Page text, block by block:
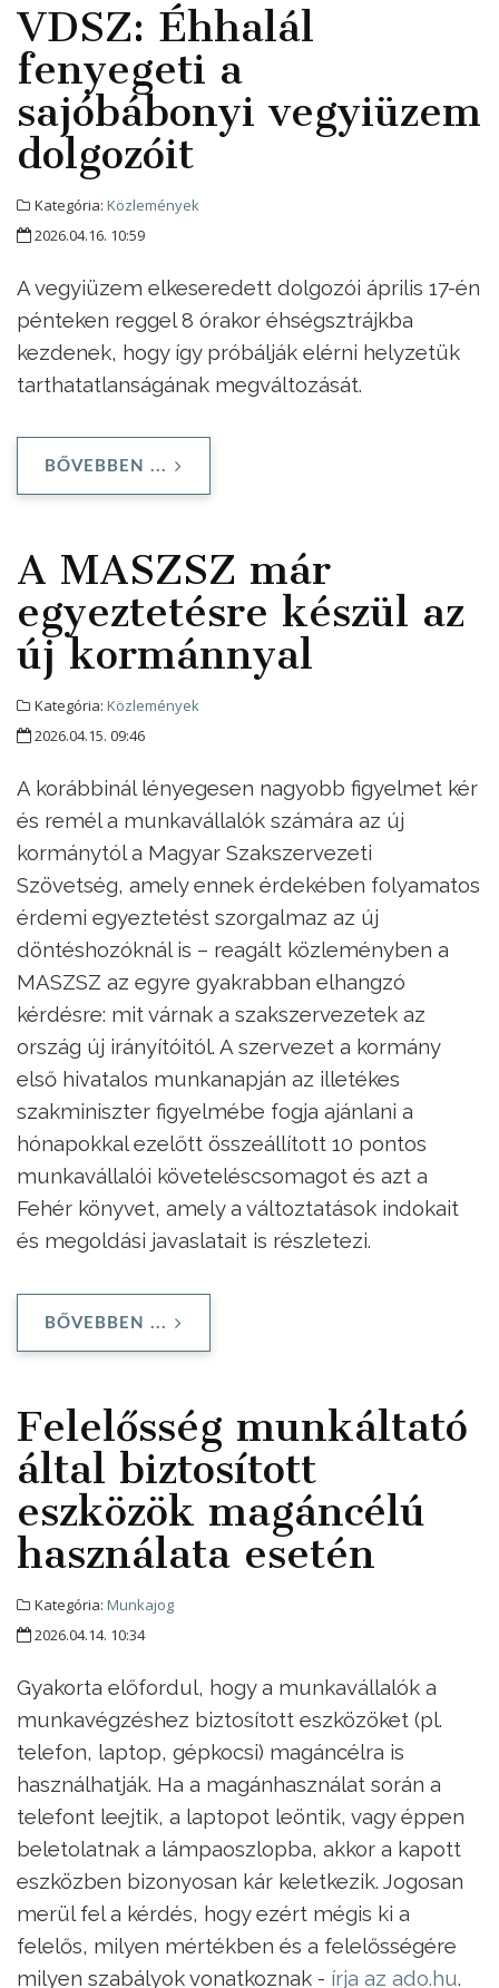
VDSZ: Éhhalál
fenyegeti a
sajóbábonyi vegyiüzem
dolgozóit
Kategória: Közlemények
2026.04.16. 10:59
A vegyiüzem elkeseredett dolgozói április 17-én
pénteken reggel 8 órakor éhségsztrájkba
kezdenek, hogy így próbálják elérni helyzetük
tarthatatlanságának megváltozását.
BŐVEBBEN ...
A MASZSZ már
egyeztetésre készül az
új kormánnyal
Kategória: Közlemények
2026.04.15. 09:46
A korábbinál lényegesen nagyobb figyelmet kér
és remél a munkavállalók számára az új
kormánytól a Magyar Szakszervezeti
Szövetség, amely ennek érdekében folyamatos
érdemi egyeztetést szorgalmaz az új
döntéshozóknál is – reagált közleményben a
MASZSZ az egyre gyakrabban elhangzó
kérdésre: mit várnak a szakszervezetek az
ország új irányítóitól. A szervezet a kormány
első hivatalos munkanapján az illetékes
szakminiszter figyelmébe fogja ajánlani a
hónapokkal ezelőtt összeállított 10 pontos
munkavállalói követeléscsomagot és azt a
Fehér könyvet, amely a változtatások indokait
és megoldási javaslatait is részletezi.
BŐVEBBEN ...
Felelősség munkáltató
által biztosított
eszközök magáncélú
használata esetén
Kategória: Munkajog
2026.04.14. 10:34
Gyakorta előfordul, hogy a munkavállalók a
munkavégzéshez biztosított eszközöket (pl.
telefon, laptop, gépkocsi) magáncélra is
használhatják. Ha a magánhasználat során a
telefont leejtik, a laptopot leöntik, vagy éppen
beletolatnak a lámpaoszlopba, akkor a kapott
eszközben bizonyosan kár keletkezik. Jogosan
merül fel a kérdés, hogy ezért mégis ki a
felelős, milyen mértékben és a felelősségére
milyen szabályok vonatkoznak - írja az ado.hu.